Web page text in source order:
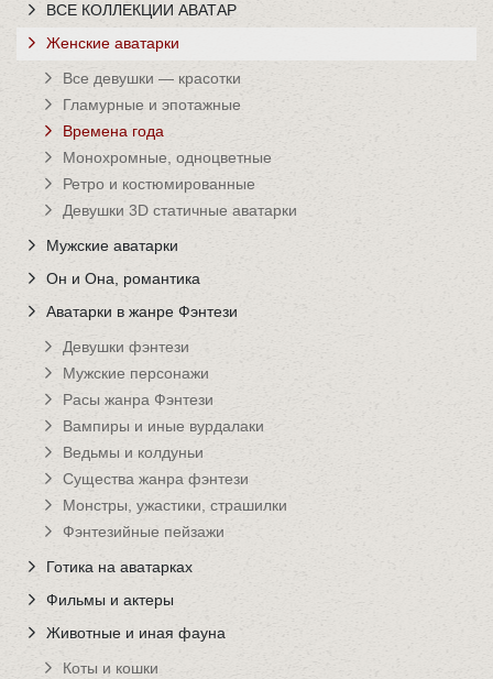
ВСЕ КОЛЛЕКЦИИ АВАТАР
Женские аватарки
Все девушки — красотки
Гламурные и эпотажные
Времена года
Монохромные, одноцветные
Ретро и костюмированные
Девушки 3D статичные аватарки
Мужские аватарки
Он и Она, романтика
Аватарки в жанре Фэнтези
Девушки фэнтези
Мужские персонажи
Расы жанра Фэнтези
Вампиры и иные вурдалаки
Ведьмы и колдуньи
Существа жанра фэнтези
Монстры, ужастики, страшилки
Фэнтезийные пейзажи
Готика на аватарках
Фильмы и актеры
Животные и иная фауна
Коты и кошки